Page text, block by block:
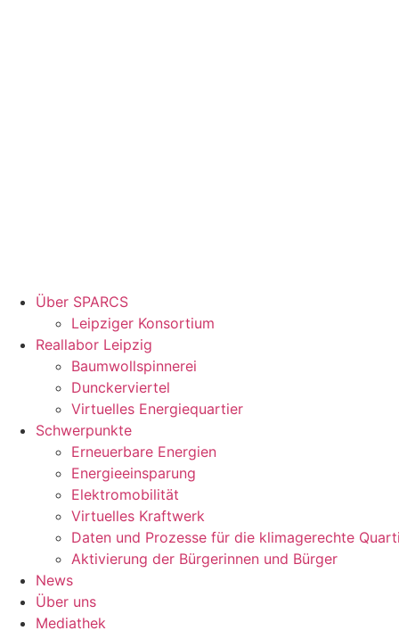
Über SPARCS
Leipziger Konsortium
Reallabor Leipzig
Baumwollspinnerei
Dunckerviertel
Virtuelles Energiequartier
Schwerpunkte
Erneuerbare Energien
Energieeinsparung
Elektromobilität
Virtuelles Kraftwerk
Daten und Prozesse für die klimagerechte
Aktivierung der Bürgerinnen und Bürger
News
Über uns
Mediathek